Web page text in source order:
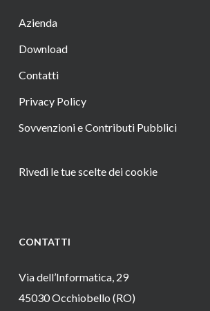
Azienda
Download
Contatti
Privacy Policy
Sovvenzioni e Contributi Pubblici
Rivedi le tue scelte dei cookie
CONTATTI
Via dell’Informatica, 29
45030 Occhiobello (RO)